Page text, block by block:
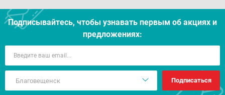
Подписывайтесь, чтобы узнавать первым об акцияx и
предложениях:
Подписаться